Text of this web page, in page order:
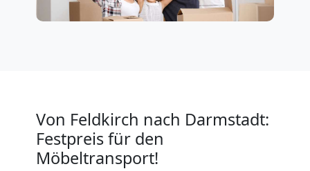
Von Feldkirch nach Darmstadt:
Festpreis für den
Möbeltransport!
Feldkirch
Tragehilfe